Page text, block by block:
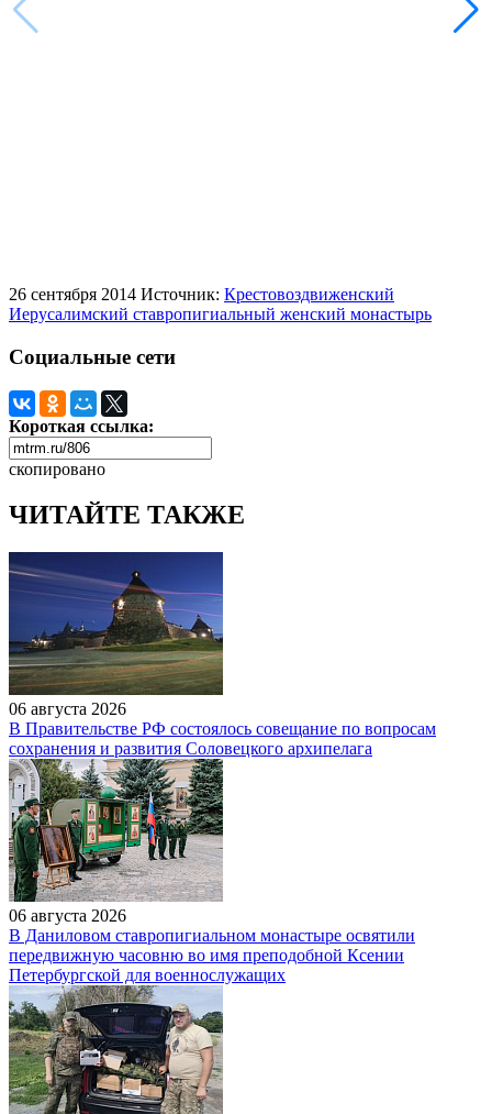
26 сентября 2014 Источник: Крестовоздвиженский
Иерусалимский ставропигиальный женский монастырь
Социальные сети
Короткая ссылка:
скопировано
ЧИТАЙТЕ ТАКЖЕ
06 августа 2026
В Правительстве РФ состоялось совещание по вопросам
сохранения и развития Соловецкого архипелага
06 августа 2026
В Даниловом ставропигиальном монастыре освятили
передвижную часовню во имя преподобной Ксении
Петербургской для военнослужащих